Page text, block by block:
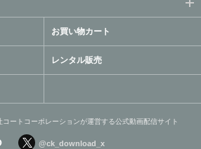
お買い物カート
レンタル販売
ートコーポレーションが運営する公式動画配信サイト
@ck_download_x